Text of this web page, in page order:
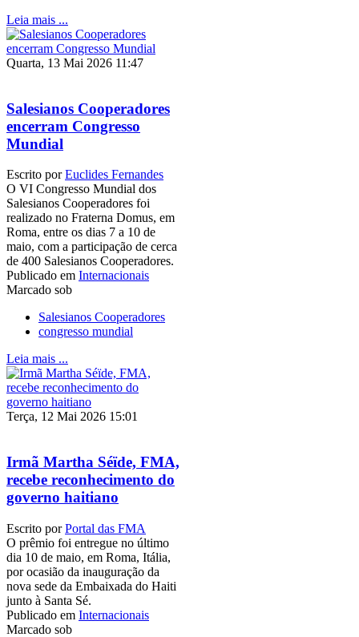
Leia mais ...
Quarta, 13 Mai 2026 11:47
Salesianos Cooperadores
encerram Congresso
Mundial
Escrito porEuclides Fernandes
O VI Congresso Mundial dos
Salesianos Cooperadores foi
realizado no Fraterna Domus, em
Roma, entre os dias 7 a 10 de
maio, com a participação de cerca
de 400 Salesianos Cooperadores.
Publicado em Internacionais
Marcado sob
Salesianos Cooperadores
congresso mundial
Leia mais ...
Terça, 12 Mai 2026 15:01
Irmã Martha Séïde, FMA,
recebe reconhecimento do
governo haitiano
Escrito porPortal das FMA
O prêmio foi entregue no último
dia 10 de maio, em Roma, Itália,
por ocasião da inauguração da
nova sede da Embaixada do Haiti
junto à Santa Sé.
Publicado em Internacionais
Marcado sob